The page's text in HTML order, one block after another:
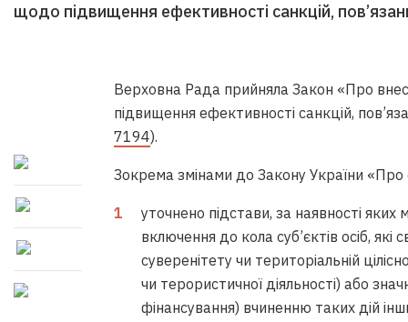
щодо підвищення ефективності санкцій,
Верховна Рада прийняла Закон «Про
підвищення ефективності санкцій,
7194).
Зокрема змінами до Закону України «Про
уточнено підстави, за наявності яких
включення до кола суб’єктів осіб, які
суверенітету чи територіальній
чи терористичної діяльності) або
фінансування) вчиненню таких дій